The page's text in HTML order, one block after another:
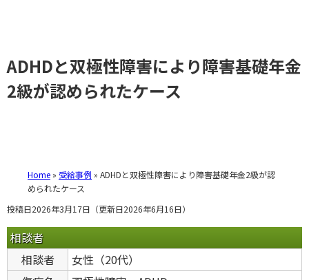
ADHDと双極性障害により障害基礎年金
2級が認められたケース
Home » 受給事例 » ADHDと双極性障害により障害基礎年金2級が認
められたケース
投稿日2026年3月17日 （更新日2026年6月16日）
相談者
相談者
女性（20代）